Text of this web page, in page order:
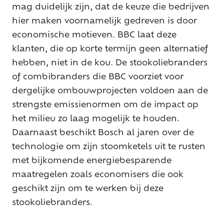
mag duidelijk zijn, dat de keuze die bedrijven
hier maken voornamelijk gedreven is door
economische motieven. BBC laat deze
klanten, die op korte termijn geen alternatief
hebben, niet in de kou. De stookoliebranders
of combibranders die BBC voorziet voor
dergelijke ombouwprojecten voldoen aan de
strengste emissienormen om de impact op
het milieu zo laag mogelijk te houden.
Daarnaast beschikt Bosch al jaren over de
technologie om zijn stoomketels uit te rusten
met bijkomende energiebesparende
maatregelen zoals economisers die ook
geschikt zijn om te werken bij deze
stookoliebranders.